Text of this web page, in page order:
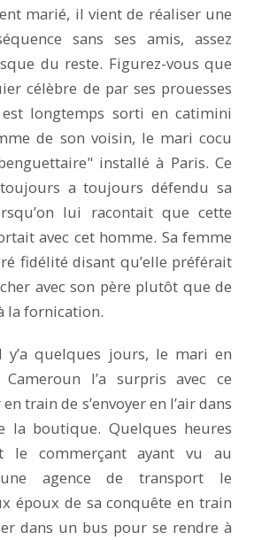
marié, il vient de réaliser une
sans ses amis, assez
du reste. Figurez-vous que
célèbre de par ses prouesses
longtemps sorti en catimini
de son voisin, le mari cocu
installé à Paris. Ce
a toujours défendu sa
lui racontait que cette
avec cet homme. Sa femme
fidélité disant qu’elle préférait
avec son père plutôt que de
la fornication.
y’a quelques jours, le mari en
l’a surpris avec ce
train de s’envoyer en l’air dans
la boutique. Quelques heures
le commerçant ayant vu au
agence de transport le
époux de sa conquête en train
dans un bus pour se rendre à